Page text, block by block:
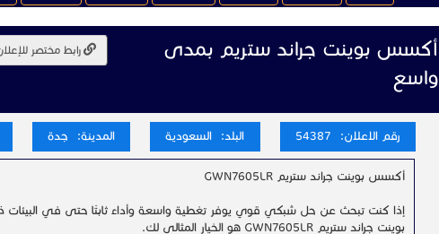
أكسس بوينت جراند ستريم بمدى
واسع
رابط مختصر
رقم الاعلان: 54387 البلد: السعودية المدينة: جدة
أكسس بوينت جراند ستريم GWN7605LR
إذا كنت تبحث عن حل شبكي قوي يوفر تغطية واسعة وأداءً ثابتًا حتى في البيئات
بوينت جراند ستريم GWN7605LR هو الخيار المثالي لك.